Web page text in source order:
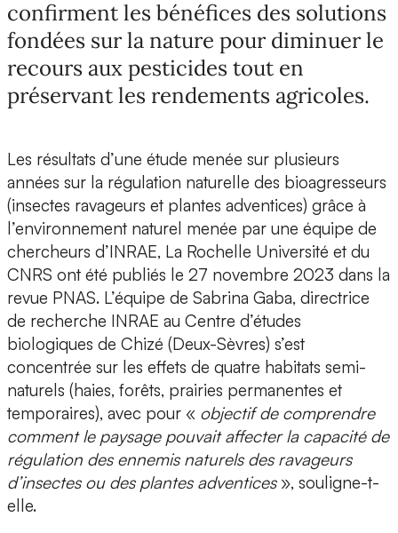
confirment les bénéfices des solutions
fondées sur la nature pour diminuer le
recours aux pesticides tout en
préservant les rendements agricoles.
Les résultats d’une étude menée sur plusieurs
années sur la régulation naturelle des bioagresseurs
(insectes ravageurs et plantes adventices) grâce à
l’environnement naturel menée par une équipe de
chercheurs d’INRAE, La Rochelle Université et du
CNRS ont été publiés le 27 novembre 2023 dans la
revue PNAS. L’équipe de Sabrina Gaba, directrice
de recherche INRAE au Centre d’études
biologiques de Chizé (Deux-Sèvres) s’est
concentrée sur les effets de quatre habitats semi-
naturels (haies, forêts, prairies permanentes et
temporaires), avec pour « objectif de comprendre
comment le paysage pouvait affecter la capacité de
régulation des ennemis naturels des ravageurs
d’insectes ou des plantes adventices», souligne-t-
elle.